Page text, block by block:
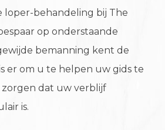
loper-behandeling bij The
op onderstaande
bemanning kent de
er om u te helpen uw gids te
zorgen dat uw verblijf
is.